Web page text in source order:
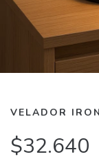
VELADOR IRON
$32.640